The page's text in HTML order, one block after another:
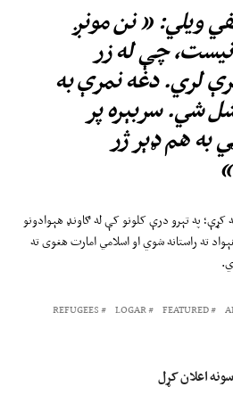
ویلي: « نن مونږ
چې له زر
لري. دغه نمرې به
شي. سربېره پر
به هم ډېر ژر
کړې؛ په تېرو درې کلونو کې له ګاونډ هېوادونو
ته راستانه شوي او اسلامي امارت هغوی ته
FEATURED
LOGAR
REFUGEES
اعلان کړل